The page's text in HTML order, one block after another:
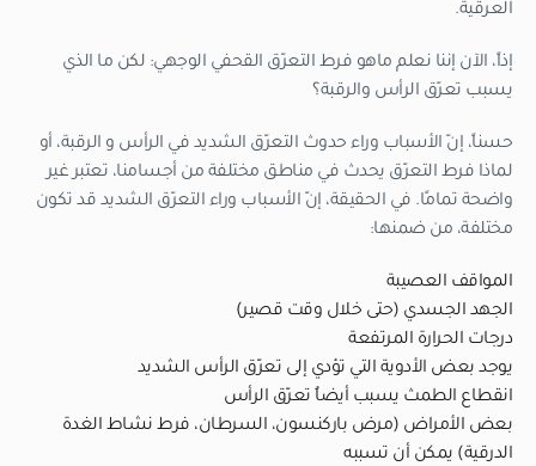
العرقية.
إذاً، الآن إننا نعلم ماهو فرط التعرّق القحفي الوجهي: لكن ما الذي
يسبب تعرّق الرأس والرقبة؟
حسناً، إنّ الأسباب وراء حدوث التعرّق الشديد في الرأس و الرقبة، أو
لماذا فرط التعرّق يحدث في مناطق مختلفة من أجسامنا، تعتبر غير
واضحة تمامًا. في الحقيقة، إنّ الأسباب وراء التعرّق الشديد قد تكون
مختلفة، من ضمنها:
المواقف العصيبة
الجهد الجسدي (حتى خلال وقت قصير)
درجات الحرارة المرتفعة
يوجد بعض الأدوية التي تؤدي إلى تعرّق الرأس الشديد
انقطاع الطمث يسبب أيضاُ تعرّق الرأس
بعض الأمراض (مرض باركنسون، السرطان، فرط نشاط الغدة
الدرقية) يمكن أن تسببه